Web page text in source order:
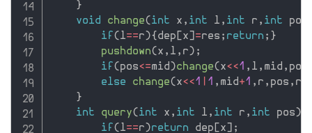
}
void
change(int x , int l , int r , int pos
if (l==r){dep [x] =res ; return ; }
pushdown(x , l , r) ;
if (pos<=mid)change(x<<1 , l , mid , pos
else
change(x<<1 | 1 , mid+1 , r , pos ,
}
int
query(int x , int l , int r , int pos)
if (l==r)return dep [x] ;